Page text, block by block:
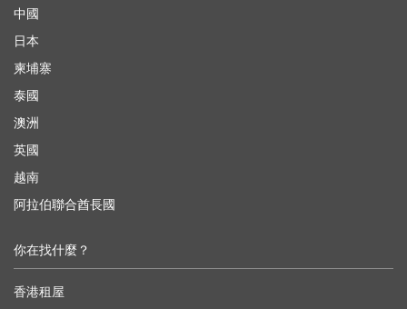
中國
日本
柬埔寨
泰國
澳洲
英國
越南
阿拉伯聯合酋長國
你在找什麼？
香港租屋